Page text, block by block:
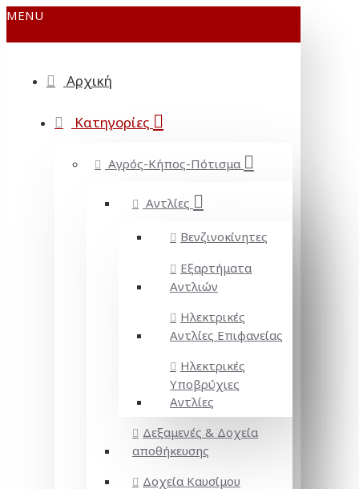
MENU
Αρχική
Κατηγορίες
Αγρός-Κήπος-Πότισμα
Αντλίες
Βενζινοκίνητες
Εξαρτήματα
Αντλιών
Ηλεκτρικές
Αντλίες Επιφανείας
Ηλεκτρικές
Υποβρύχιες
Αντλίες
Δεξαμενές & Δοχεία
αποθήκευσης
Δοχεία Καυσίμου